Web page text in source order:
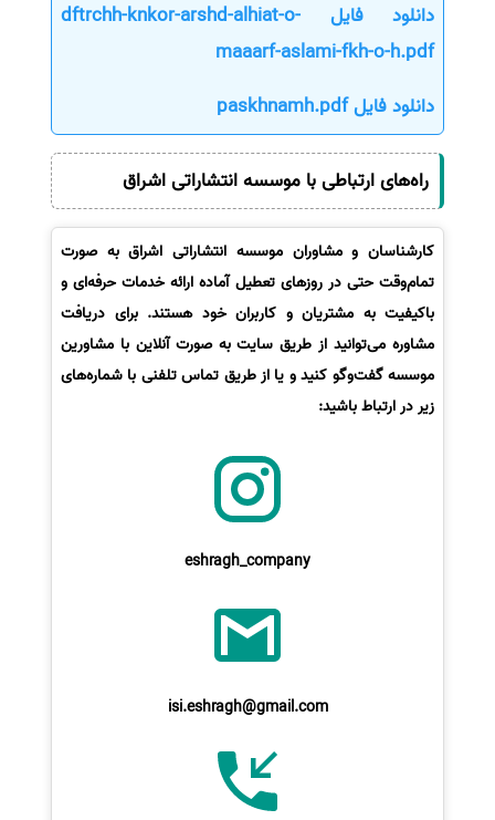
دانلود فایل dftrchh-knkor-arshd-alhiat-o-
maaarf-aslami-fkh-o-h.pdf
دانلود فایل paskhnamh.pdf
راه‌های ارتباطی با موسسه انتشاراتی اشراق
کارشناسان و مشاوران موسسه انتشاراتی اشراق به صورت
تمام‌وقت حتی در روزهای تعطیل آماده ارائه خدمات حرفه‌ای و
باکیفیت به مشتریان و کاربران خود هستند. برای دریافت
مشاوره می‌توانید از طریق سایت به صورت آنلاین با مشاورین
موسسه گفت‌وگو کنید و یا از طریق تماس تلفنی با شماره‌های
زیر در ارتباط باشید:
eshragh_company
isi.eshragh@gmail.com